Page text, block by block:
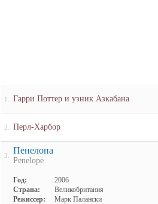
1. Гарри Поттер и узник Азкабана
2. Перл-Харбор
3. Пенелопа
Penelope
Год:
2006
Страна:
Великобритания
Режиссер:
Марк Палански